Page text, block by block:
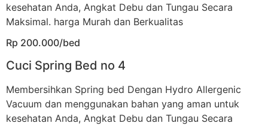
kesehatan Anda, Angkat Debu dan Tungau Secara
Maksimal. harga Murah dan Berkualitas
Rp 200.000/bed
Cuci Spring Bed no 4
Membersihkan Spring bed Dengan Hydro Allergenic
Vacuum dan menggunakan bahan yang aman untuk
kesehatan Anda, Angkat Debu dan Tungau Secara